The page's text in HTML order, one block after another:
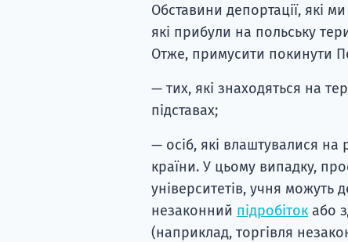
Обставини депортації, які
які прибули на польську
Отже, примусити покинути
— тих, які знаходяться на
підставах;
— осіб, які влаштувалися на
країни. У цьому випадку,
університетів, учня можуть
незаконний підробітокабо
(наприклад, торгівля